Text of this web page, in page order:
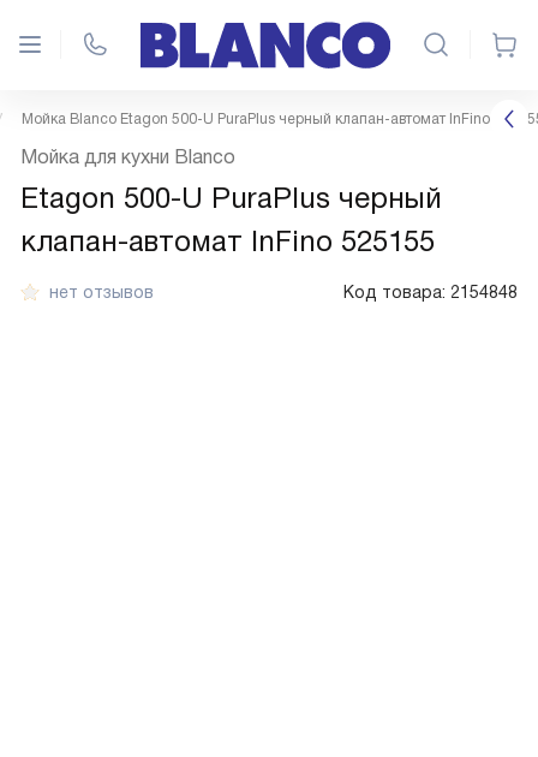
Мойка Blanco Etagon 500-U PuraPlus черный клапан-автомат InFino
нет отзывов Код товара: 2154848
Мойка для кухни Blanco
Etagon 500-U PuraPlus черный
клапан-автомат InFino 525155